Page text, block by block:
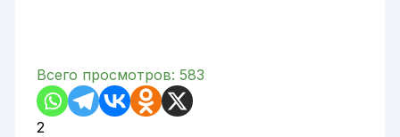
Всего просмотров: 583
2